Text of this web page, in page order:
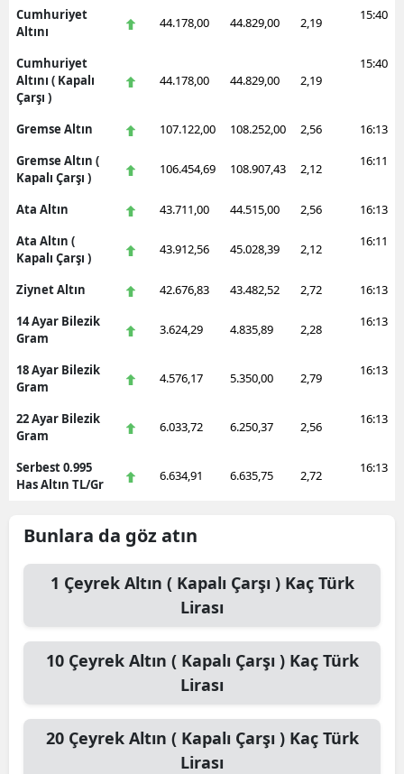
Cumhuriyet
Altını
44.178,00 44.829,00 2,19 15:40
Cumhuriyet
Altını ( Kapalı
Çarşı )
44.178,00 44.829,00 2,19
15:40
Gremse Altın 107.122,00 108.252,00 2,56
16:13
Gremse Altın (
Kapalı Çarşı )
106.454,69 108.907,43 2,12 16:11
Ata Altın 43.711,00 44.515,00 2,56
16:13
Ata Altın (
Kapalı Çarşı )
43.912,56 45.028,39 2,12 16:11
Ziynet Altın 42.676,83 43.482,52 2,72
16:13
14 Ayar Bilezik
Gram
3.624,29 4.835,89 2,28 16:13
18 Ayar Bilezik
Gram
4.576,17 5.350,00 2,79 16:13
22 Ayar Bilezik
Gram
6.033,72 6.250,37 2,56 16:13
Serbest 0.995
Has Altın TL/Gr
6.634,91 6.635,75 2,72 16:13
Bunlara da göz atın
1 Çeyrek Altın ( Kapalı Çarşı )Kaç Türk
Lirası
10 Çeyrek Altın ( Kapalı Çarşı )Kaç Türk
Lirası
20 Çeyrek Altın ( Kapalı Çarşı )Kaç Türk
Lirası